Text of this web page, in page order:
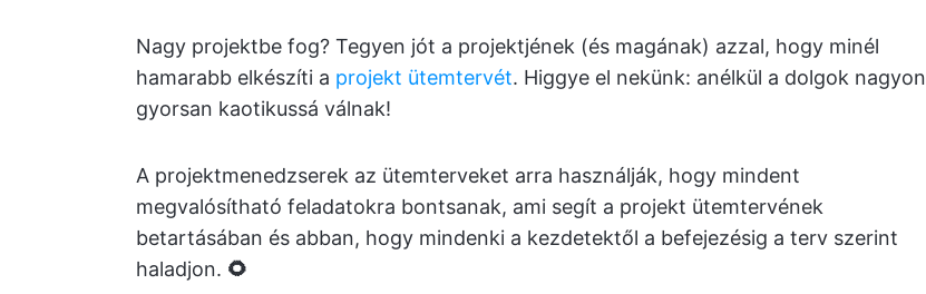
Nagy projektbe fog? Tegyen jót a projektjének (és magának) azzal, hogy minél
hamarabb elkészíti a projekt ütemtervét. Higgye el nekünk: anélkül a dolgok nagyon
gyorsan kaotikussá válnak!
A projektmenedzserek az ütemterveket arra használják, hogy mindent
megvalósítható feladatokra bontsanak, ami segít a projekt ütemtervének
betartásában és abban, hogy mindenki a kezdetektől a befejezésig a terv szerint
haladjon. 🌻